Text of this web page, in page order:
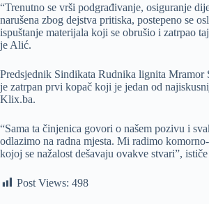
“Trenutno se vrši podgrađivanje, osiguranje
narušena zbog dejstva pritiska, postepeno se
ispuštanje materijala koji se obrušio i zatrpao
je Alić.
Predsjednik Sindikata Rudnika lignita Mramor
je zatrpan prvi kopač koji je jedan od
Klix.ba.
“Sama ta činjenica govori o našem pozivu i
odlazimo na radna mjesta. Mi radimo
kojoj se nažalost dešavaju ovakve stvari”,
Post Views: 498